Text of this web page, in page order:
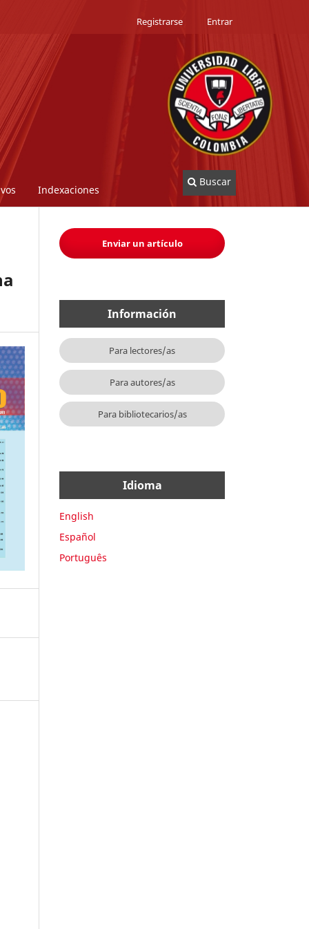
Indexaciones
Buscar
Registrarse Entrar
Enviar un artículo
Información
Para lectores/as
Para autores/as
Para bibliotecarios/as
Idioma
English
Español
Português